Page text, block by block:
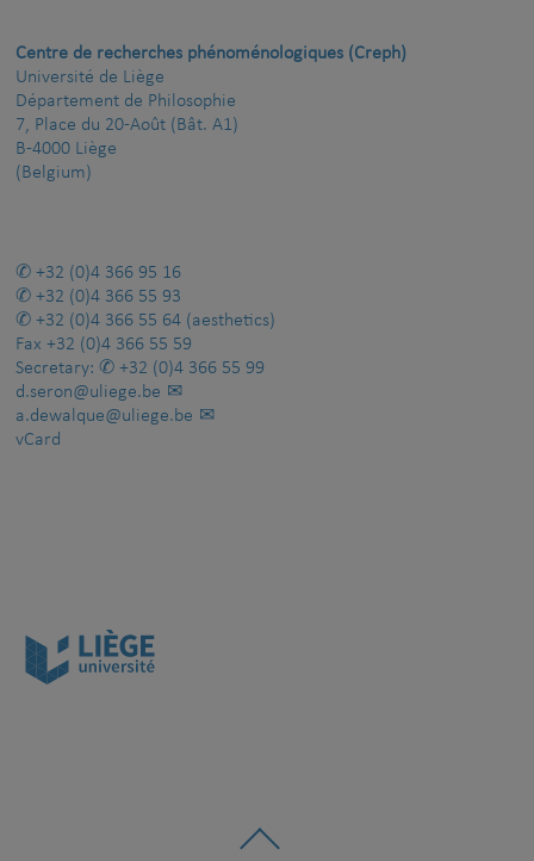
Centre de recherches phénoménologiques (Creph)
Université de Liège
Département de Philosophie
7, Place du 20-Août (Bât. A1)
B-4000 Liège
(Belgium)
+32 (0)4 366 95 16
+32 (0)4 366 55 93
+32 (0)4 366 55 64 (aesthetics)
Fax +32 (0)4 366 55 59
Secretary:
+32 (0)4 366 55 99
d.seron@uliege.be
a.dewalque@uliege.be
vCard